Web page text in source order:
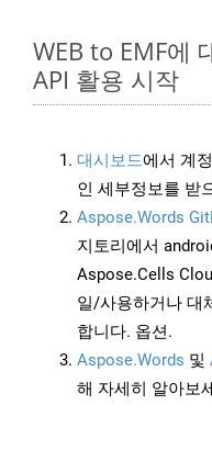
WEB to EMF에
API 활용 시작
대시보드에서 계
인 세부정보를 받
Aspose.Words
지토리에서
Aspose.Cells
일/사용하거나 대
합니다. 옵션.
Aspose.Words 및
해 자세히 알아보